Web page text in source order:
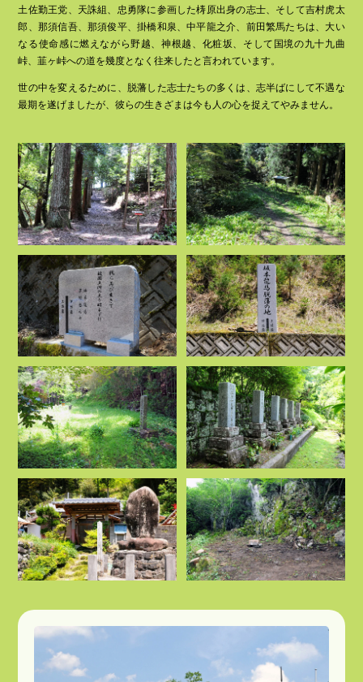
土佐勤王党、天誅組、忠勇隊に参画した梼原出身の志士、そして吉村虎太
郎、那須信吾、那須俊平、掛橋和泉、中平龍之介、前田繁馬たちは、大い
なる使命感に燃えながら野越、神根越、化粧坂、そして国境の九十九曲
峠、韮ヶ峠への道を幾度となく往来したと言われています。
世の中を変えるために、脱藩した志士たちの多くは、志半ばにして不遇な
最期を遂げましたが、彼らの生きざまは今も人の心を捉えてやみません。